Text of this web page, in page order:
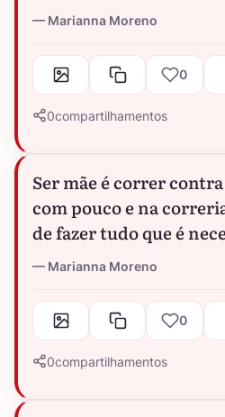
Marianna Moreno
0
0compartilhamentos
Ser mãe é correr
com pouco e na
de fazer tudo que é
Marianna Moreno
0
0compartilhamentos